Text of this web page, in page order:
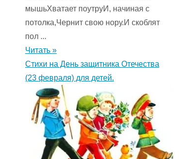
мышьХватает поутруИ, начиная с
потолка,Чернит свою нору.И скоблят
пол ...
Читать »
Стихи на День защитника Отечества
(23 февраля) для детей.